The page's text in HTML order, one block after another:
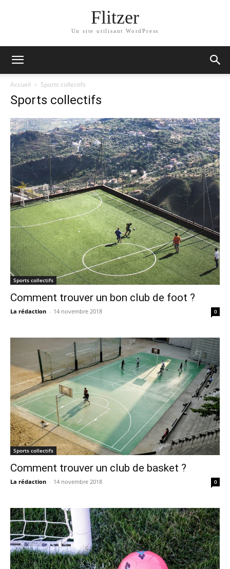
Flitzer
Un site utilisant WordPress
Accueil Sports collectifs
Sports collectifs
Sports collectifs
Comment trouver un bon club de foot ?
La rédaction - 14 novembre 2018 0
Sports collectifs
Comment trouver un club de basket ?
La rédaction - 14 novembre 2018 0